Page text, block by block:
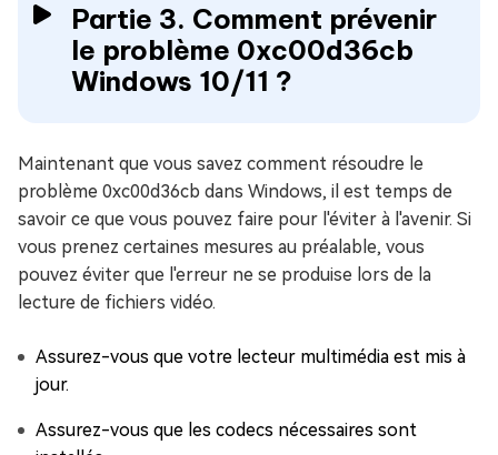
Partie 3. Comment prévenir
le problème 0xc00d36cb
Windows 10/11 ?
Maintenant que vous savez comment résoudre le
problème 0xc00d36cb dans Windows, il est temps de
savoir ce que vous pouvez faire pour l'éviter à l'avenir. Si
vous prenez certaines mesures au préalable, vous
pouvez éviter que l'erreur ne se produise lors de la
lecture de fichiers vidéo.
Assurez-vous que votre lecteur multimédia est mis à
jour.
Assurez-vous que les codecs nécessaires sont